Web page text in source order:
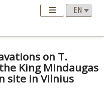
on T.
King Mindaugas
site in Vilnius